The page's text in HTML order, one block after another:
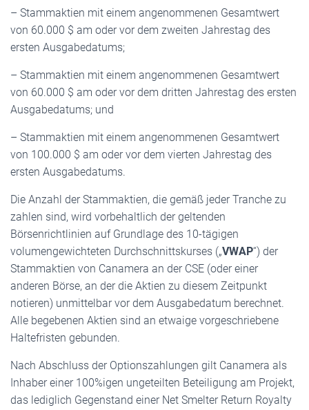
– Stammaktien mit einem angenommenen Gesamtwert
von 60.000 $ am oder vor dem zweiten Jahrestag des
ersten Ausgabedatums;
– Stammaktien mit einem angenommenen Gesamtwert
von 60.000 $ am oder vor dem dritten Jahrestag des ersten
Ausgabedatums; und
– Stammaktien mit einem angenommenen Gesamtwert
von 100.000 $ am oder vor dem vierten Jahrestag des
ersten Ausgabedatums.
Die Anzahl der Stammaktien, die gemäß jeder Tranche zu
zahlen sind, wird vorbehaltlich der geltenden
Börsenrichtlinien auf Grundlage des 10-tägigen
volumengewichteten Durchschnittskurses („VWAP“) der
Stammaktien von Canamera an der CSE (oder einer
anderen Börse, an der die Aktien zu diesem Zeitpunkt
notieren) unmittelbar vor dem Ausgabedatum berechnet.
Alle begebenen Aktien sind an etwaige vorgeschriebene
Haltefristen gebunden.
Nach Abschluss der Optionszahlungen gilt Canamera als
Inhaber einer 100%igen ungeteilten Beteiligung am Projekt,
das lediglich Gegenstand einer Net Smelter Return Royalty